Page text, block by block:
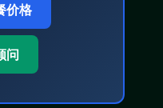
价格
问